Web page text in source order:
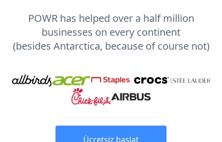
POWR has helped over a half million
businesses on every continent
(besides Antarctica, because of course not)
Ücretsiz başlat